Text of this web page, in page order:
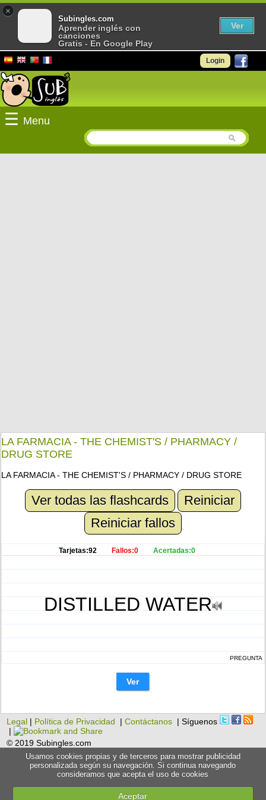
Login
☰ Menu
LA FARMACIA - THE CHEMIST'S / PHARMACY /
DRUG STORE
LA FARMACIA - THE CHEMIST'S / PHARMACY / DRUG STORE
Ver todas las flashcards
Reiniciar
Reiniciar fallos
Tarjetas:92 Fallos:0 Acertadas:0
DISTILLED WATER
PREGUNTA
Ver
Legal | Política de Privacidad |Contáctanos | Síguenos
|
© 2019 Subingles.com
Usamos cookies propias y de terceros para mostrar publicidad
personalizada según su navegación. Si continua navegando
consideramos que acepta el uso de cookies
Aceptar
×
Subingles.com
Aprender inglés con
canciones
Gratis - En Google Play
Ver